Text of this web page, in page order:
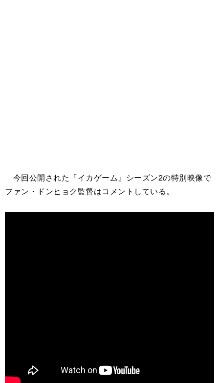
今回公開された『イカゲーム』シーズン2の特別映像で
ファン・ドンヒョク監督はコメントしている。